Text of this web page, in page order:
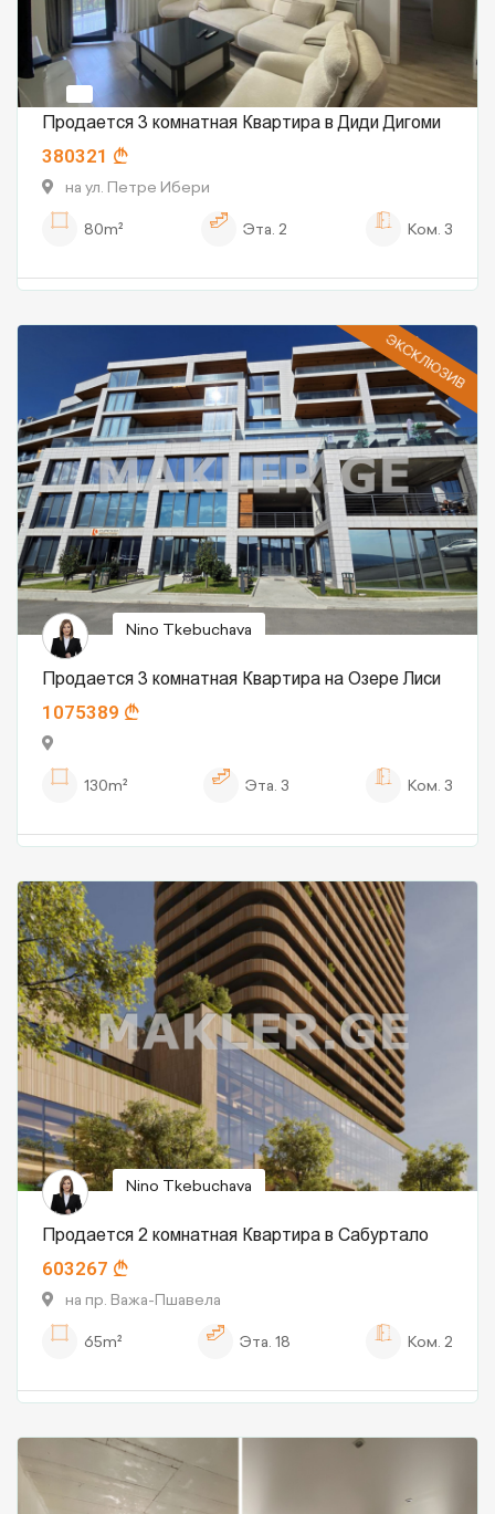
Продается 3 комнатная Квартира в Диди Дигоми
380321
на ул. Петре Ибери
80m²
Эта. 2 Ком. 3
ЭКСКЛЮЗИВ
Nino Tkebuchava
Продается 3 комнатная Квартира на Озере Лиси
1075389
130m² Эта. 3 Ком. 3
Nino Tkebuchava
Продается 2 комнатная Квартира в Сабуртало
603267
на пр. Важа-Пшавела
65m²
Эта. 18 Ком. 2